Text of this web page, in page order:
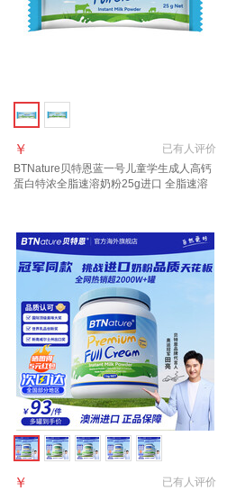
已有人评价
￥
BTNature贝特恩蓝一号儿童学生成人高钙
蛋白特浓全脂速溶奶粉25g进口 全脂速溶
已有人评价
￥